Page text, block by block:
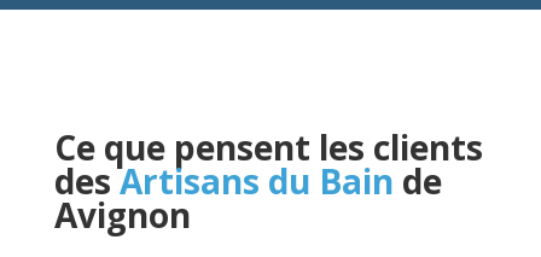
Ce que pensent les clients
desArtisans du Bain de
Avignon